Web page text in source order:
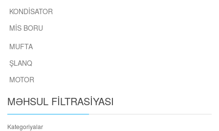
KONDISATOR
MIS BORU
MUFTA
ŞLANQ
MOTOR
MƏHSUL FILTRASIYASI
Kategoriyalar